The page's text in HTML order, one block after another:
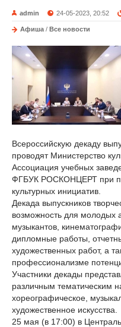
admin 24-05-2023, 20:52
Афиша / Все новости
Всероссийскую декаду
проводят Министерство
Ассоциация учебных
ФГБУК РОСКОНЦЕРТ при
культурных инициатив.
Декада выпускников
возможность для молодых
музыкантов,
дипломные работы,
художественных работ, а
профессионализме
Участники декады
различным тематическим
хореографическое,
художественное искусства.
25 мая (в 17:00) в